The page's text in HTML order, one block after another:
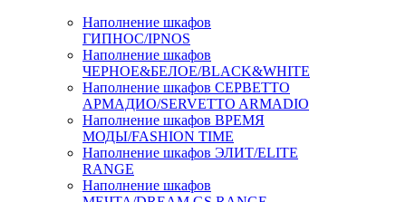
Наполнение шкафов
ГИПНОС/IPNOS
Наполнение шкафов
ЧЕРНОЕ&БЕЛОЕ/BLACK&WHITE
Наполнение шкафов СЕРВЕТТО
АРМАДИО/SERVETTO ARMADIO
Наполнение шкафов ВРЕМЯ
МОДЫ/FASHION TIME
Наполнение шкафов ЭЛИТ/ELITE
RANGE
Наполнение шкафов